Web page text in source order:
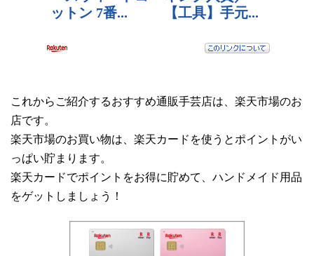
これからご紹介するおすすめ通販手芸店は、楽天市場のお
店です。
楽天市場のお買い物は、楽天カードを使うとポイントがい
っぱい貯まります。
楽天カードでポイントをお得に貯めて、ハンドメイド用品
をゲットしましょう！